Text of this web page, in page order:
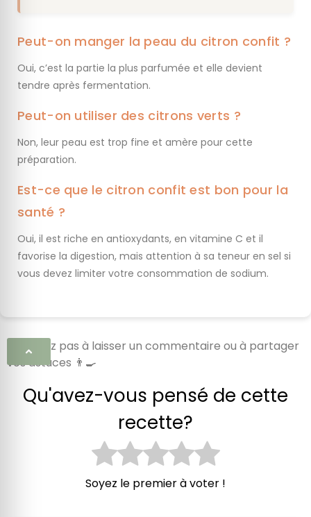
Peut-on manger la peau du citron confit ?
Oui, c’est la partie la plus parfumée et elle devient
tendre après fermentation.
Peut-on utiliser des citrons verts ?
Non, leur peau est trop fine et amère pour cette
préparation.
Est-ce que le citron confit est bon pour la
santé ?
Oui, il est riche en antioxydants, en vitamine C et il
favorise la digestion, mais attention à sa teneur en sel si
vous devez limiter votre consommation de sodium.
N’hésitez pas à laisser un commentaire ou à partager
vos astuces 👨‍🍳
Qu'avez-vous pensé de cette
recette?
Soyez le premier à voter !